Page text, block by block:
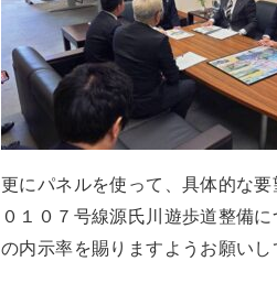
更にパネルを使って、具体的な
０１０７号線源氏川遊歩道整備
の内示率を賜りますようお願い